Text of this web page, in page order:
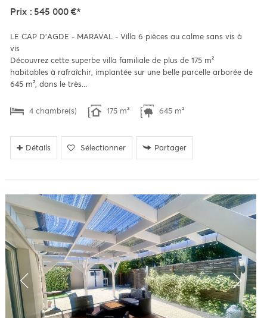
Prix : 545 000 €*
LE CAP D'AGDE - MARAVAL - Villa 6 pièces au calme sans vis à
vis
Découvrez cette superbe villa familiale de plus de 175 m²
habitables à rafraîchir, implantée sur une belle parcelle arborée de
645 m², dans le très...
4 chambre(s) 175 m² 645 m²
Détails Sélectionner Partager